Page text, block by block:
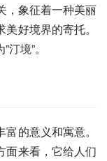
，象征着一种美丽
好境界的寄托。
境”。
的意义和寓意。
面来看，它给人们